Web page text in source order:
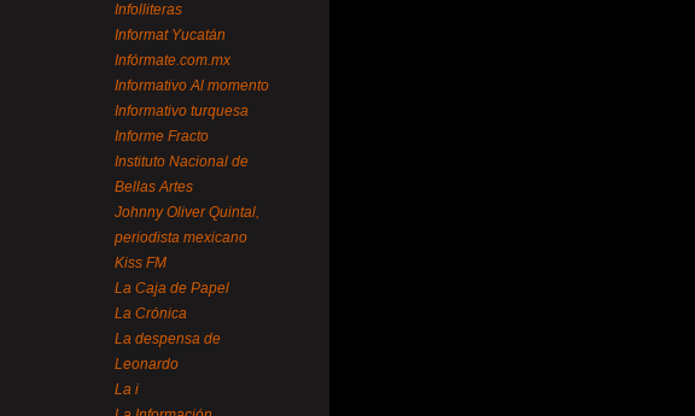
Infolliteras
Informat Yucatán
Infórmate.com.mx
Informativo Al momento
Informativo turquesa
Informe Fracto
Instituto Nacional de
Bellas Artes
Johnny Oliver Quintal,
periodista mexicano
Kiss FM
La Caja de Papel
La Crónica
La despensa de
Leonardo
La i